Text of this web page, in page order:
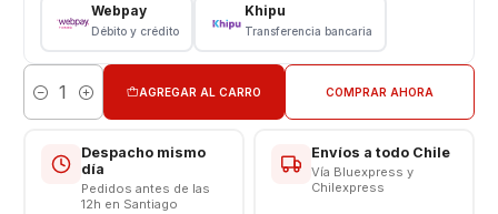
VALOR NO INCLUYE INSTALACION
Webpay
Débito y crédito
Khipu
Transferencia bancaria
Cantidad
AGREGAR AL CARRO COMPRAR AHORA
Despacho mismo
día
Pedidos antes de las
12h en Santiago
Envíos a todo Chile
Vía Bluexpress y
Chilexpress